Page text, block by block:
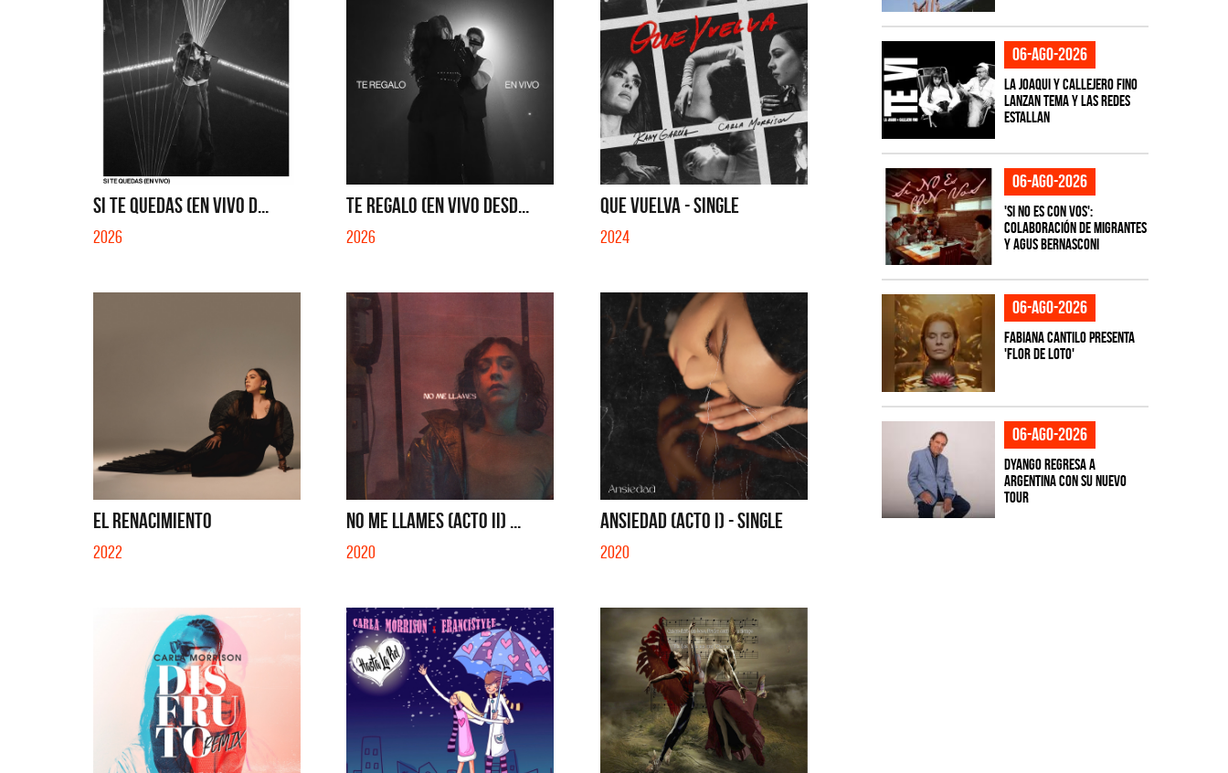
SI TE QUEDAS (EN VIVO D...
2026
TE REGALO (EN VIVO DESD...
2026
QUE VUELVA - SINGLE
2024
EL RENACIMIENTO
2022
NO ME LLAMES (ACTO II) ...
2020
ANSIEDAD (ACTO I) - SINGLE
2020
06-ago-2026
La Joaqui y Callejero Fino
lanzan tema y las redes
estallan
06-ago-2026
'Si No Es Con Vos':
colaboración de Migrantes
y Agus Bernasconi
06-ago-2026
Fabiana Cantilo presenta
'Flor de Loto'
06-ago-2026
Dyango regresa a
Argentina con su nuevo
tour